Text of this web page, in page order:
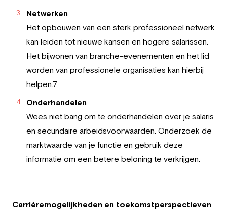
Netwerken
Het opbouwen van een sterk professioneel netwerk
kan leiden tot nieuwe kansen en hogere salarissen.
Het bijwonen van branche-evenementen en het lid
worden van professionele organisaties kan hierbij
helpen.7
Onderhandelen
Wees niet bang om te onderhandelen over je salaris
en secundaire arbeidsvoorwaarden. Onderzoek de
marktwaarde van je functie en gebruik deze
informatie om een betere beloning te verkrijgen.
Carrièremogelijkheden en toekomstperspectieven